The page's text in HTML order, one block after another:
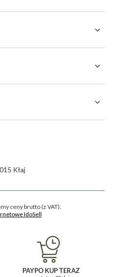
Kłaj
ceny brutto (z VAT).
PAYPO KUP TERAZ